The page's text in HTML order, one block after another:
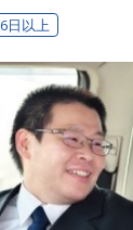
日以上